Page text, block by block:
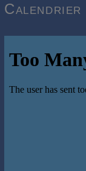
Calendrier